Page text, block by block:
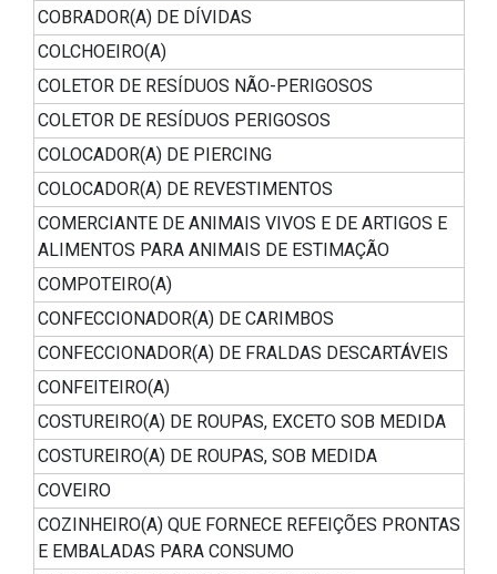
COBRADOR(A) DE DÍVIDAS
COLCHOEIRO(A)
COLETOR DE RESÍDUOS NÃO-PERIGOSOS
COLETOR DE RESÍDUOS PERIGOSOS
COLOCADOR(A) DE PIERCING
COLOCADOR(A) DE REVESTIMENTOS
COMERCIANTE DE ANIMAIS VIVOS E DE ARTIGOS E
ALIMENTOS PARA ANIMAIS DE ESTIMAÇÃO
COMPOTEIRO(A)
CONFECCIONADOR(A) DE CARIMBOS
CONFECCIONADOR(A) DE FRALDAS DESCARTÁVEIS
CONFEITEIRO(A)
COSTUREIRO(A) DE ROUPAS, EXCETO SOB MEDIDA
COSTUREIRO(A) DE ROUPAS, SOB MEDIDA
COVEIRO
COZINHEIRO(A) QUE FORNECE REFEIÇÕES PRONTAS
E EMBALADAS PARA CONSUMO